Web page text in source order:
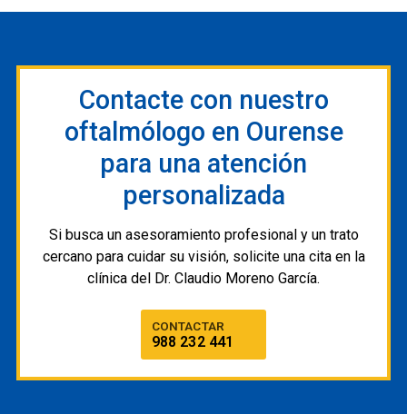
Contacte con nuestro
oftalmólogo en Ourense
para una atención
personalizada
Si busca un asesoramiento profesional y un trato
cercano para cuidar su visión, solicite una cita en la
clínica del Dr. Claudio Moreno García.
CONTACTAR
988 232 441